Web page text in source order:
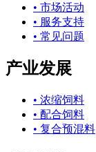
• 市场活动
• 服务支持
• 常见问题
产业发展
• 浓缩饲料
• 配合饲料
• 复合预混料